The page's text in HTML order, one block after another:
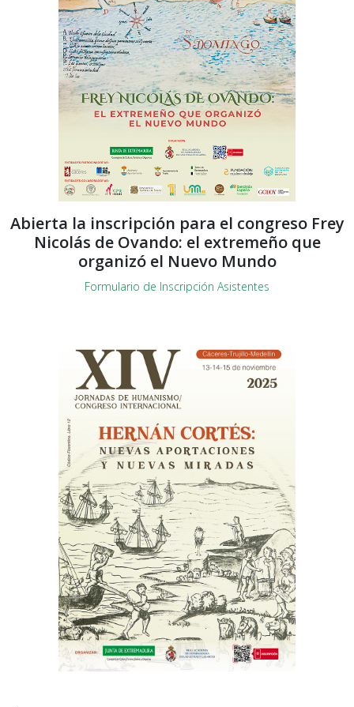
Abierta la inscripción para el congreso Frey
Nicolás de Ovando: el extremeño que
organizó el Nuevo Mundo
Formulario de Inscripción Asistentes